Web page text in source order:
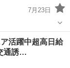
7月23日
活躍中超高日給
通誘…